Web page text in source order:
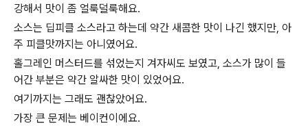
강해서 맛이 좀 얼룩덜룩해요.
소스는 딥피클 소스라고 하는데 약간 새콤한 맛이 나긴 했지만, 아
주 피클맛까지는 아니였어요.
홀그레인 머스터드를 섞었는지 겨자씨도 보였고, 소스가 많이 들
어간 부분은 약간 알싸한 맛이 있었어요.
여기까지는 그래도 괜찮았어요.
가장 큰 문제는 베이컨이에요.